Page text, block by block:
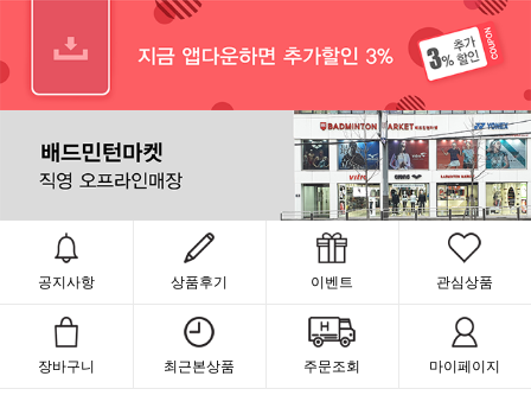
공지사항 상품후기 이벤트 관심상품
장바구니 최근본상품 주문조회 마이페이지